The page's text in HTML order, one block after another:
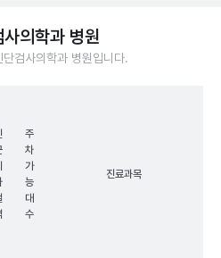
의학과 병원
검사의학과 병원입니다.
주
차
가
능
대
수
진료과목